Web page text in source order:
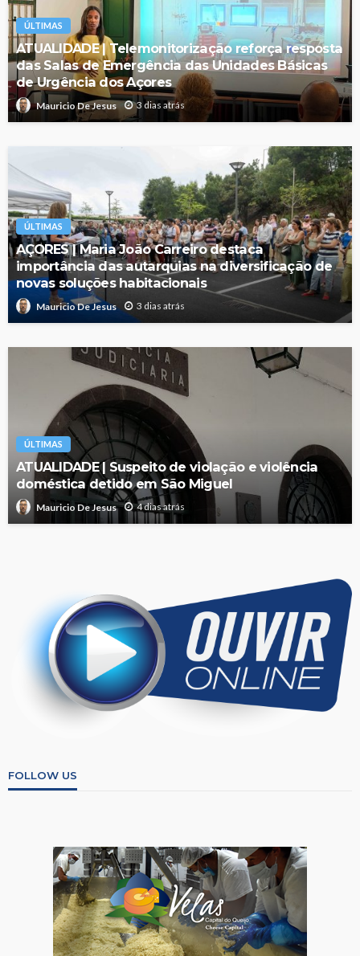
ÚLTIMAS
ATUALIDADE | Telemonitorização reforça resposta
das Salas de Emergência das Unidades Básicas
de Urgência dos Açores
Mauricio De Jesus 3 dias atrás
ÚLTIMAS
AÇORES | Maria João Carreiro destaca
importância das autarquias na diversificação de
novas soluções habitacionais
Mauricio De Jesus 3 dias atrás
ÚLTIMAS
ATUALIDADE | Suspeito de violação e violência
doméstica detido em São Miguel
Mauricio De Jesus 4 dias atrás
FOLLOW US